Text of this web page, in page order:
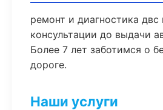
ремонт и диагностика двс
консультации до выдачи
Более 7 лет заботимся о
дороге.
Наши услуги